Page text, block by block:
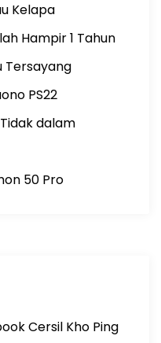
Kelapa
Hampir 1 Tahun
Tersayang
PS22
dalam
50 Pro
Cersil Kho Ping